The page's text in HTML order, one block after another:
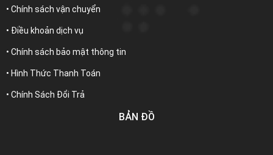
• Chính sách vận chuyển
• Điều khoản dịch vụ
• Chính sách bảo mật thông tin
• Hình Thức Thanh Toán
• Chính Sách Đổi Trả
BẢN ĐỒ